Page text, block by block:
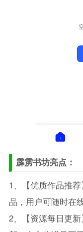
霹雳书坊亮点：
1、【优质作品推
品，用户可随时在
2、【资源每日更